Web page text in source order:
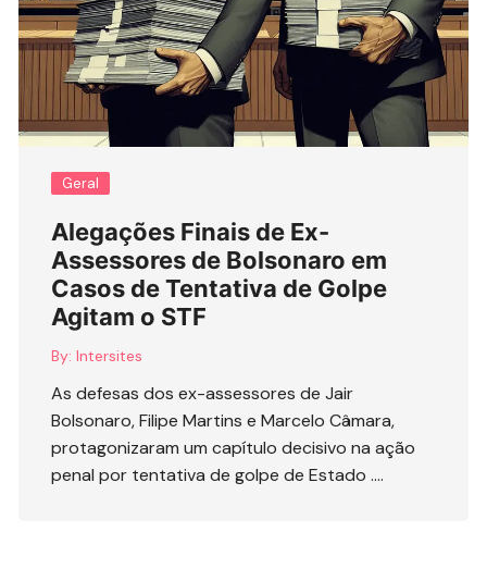
Geral
Alegações Finais de Ex-
Assessores de Bolsonaro em
Casos de Tentativa de Golpe
Agitam o STF
By: Intersites
As defesas dos ex-assessores de Jair
Bolsonaro, Filipe Martins e Marcelo Câmara,
protagonizaram um capítulo decisivo na ação
penal por tentativa de golpe de Estado ….